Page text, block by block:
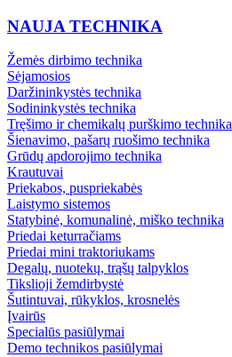
NAUJA TECHNIKA
Žemės dirbimo technika
Sėjamosios
Daržininkystės technika
Sodininkystės technika
Tręšimo ir chemikalų purškimo technika
Šienavimo, pašarų ruošimo technika
Grūdų apdorojimo technika
Krautuvai
Priekabos, puspriekabės
Laistymo sistemos
Statybinė, komunalinė, miško technika
Priedai keturračiams
Priedai mini traktoriukams
Degalų, nuotekų, trąšų talpyklos
Tikslioji žemdirbystė
Šutintuvai, rūkyklos, krosnelės
Įvairūs
Specialūs pasiūlymai
Demo technikos pasiūlymai